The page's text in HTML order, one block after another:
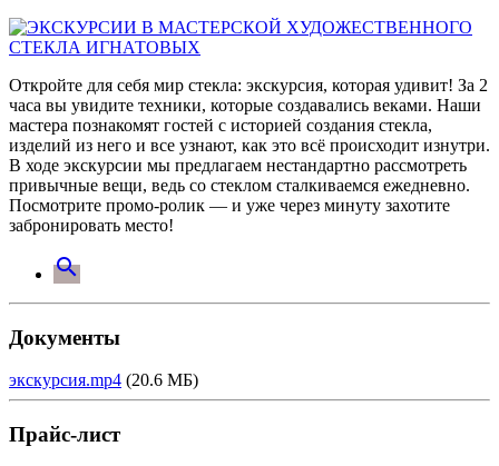
Откройте для себя мир стекла: экскурсия, которая удивит! За 2
часа вы увидите техники, которые создавались веками. Наши
мастера познакомят гостей с историей создания стекла,
изделий из него и все узнают, как это всё происходит изнутри.
В ходе экскурсии мы предлагаем нестандартно рассмотреть
привычные вещи, ведь со стеклом сталкиваемся ежедневно.
Посмотрите промо‑ролик — и уже через минуту захотите
забронировать место!
search
Документы
экскурсия.mp4 (20.6 МБ)
Прайс-лист